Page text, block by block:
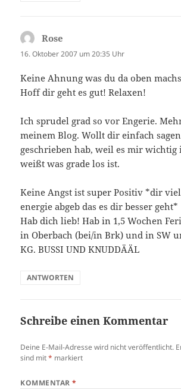
Rose
16. Oktober 2007 um 20:35 Uhr
Keine Ahnung was du da oben
Hoff dir geht es gut! Relaxen!
Ich sprudel grad so vor Engerie.
meinem Blog. Wollt dir einfach
geschrieben hab, weil es mir wichtig
weißt was grade los ist.
Keine Angst ist super Positiv *dir
energie abgeb das es dir besser geht*
Hab dich lieb! Hab in 1,5 Wochen
in Oberbach (bei/in Brk) und in SW
KG. BUSSI UND KNUDDÄÄL
ANTWORTEN
Schreibe einen Kommentar
Deine E-Mail-Adresse wird nicht veröffentlicht.
sind mit* markiert
KOMMENTAR*